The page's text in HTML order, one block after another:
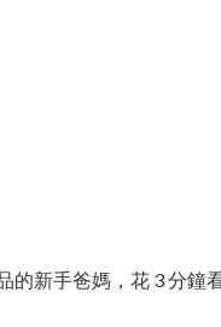
新手爸媽，花 3 分鐘